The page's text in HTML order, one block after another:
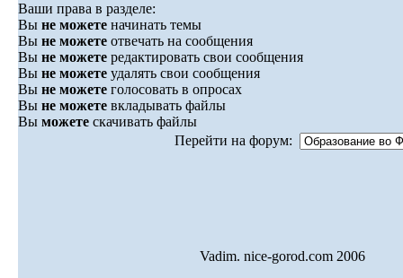
Ваши права в разделе:
Вы не можете начинать темы
Вы не можете отвечать на сообщения
Вы не можете редактировать свои сообщения
Вы не можете удалять свои сообщения
Вы не можете голосовать в опросах
Вы не можете вкладывать файлы
Вы можете скачивать файлы
Перейти на форум:
Vadim. nice-gorod.com 2006